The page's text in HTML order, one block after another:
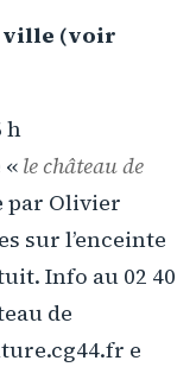
ville (voir
h
le château de
par Olivier
sur l’enceinte
Info au 02 40
de
e